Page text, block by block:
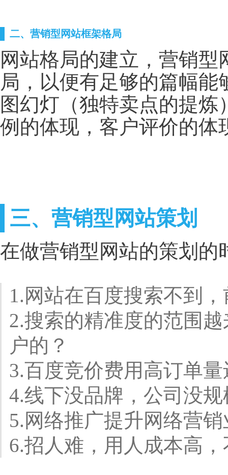
二、营销型网站框架格局
网站格局的建立，营销
局，以便有足够的篇幅
图幻灯（独特卖点的提
例的体现，客户评价的体
三、营销型网站策划
在做营销型网站的策划的
1.网站在百度搜索不到
2.搜索的精准度的范围
户的？
3.百度竞价费用高订单
4.线下没品牌，公司没
5.网络推广提升网络营
6.招人难，用人成本高